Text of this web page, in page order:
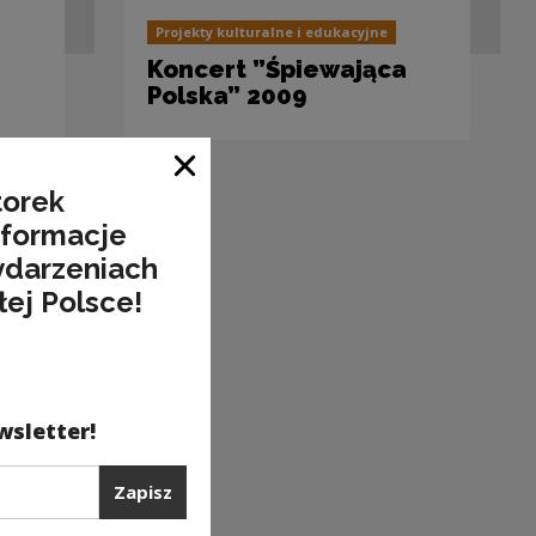
Projekty kulturalne i edukacyjne
Koncert ”Śpiewająca
Polska” 2009
Polsce!
Zapisz